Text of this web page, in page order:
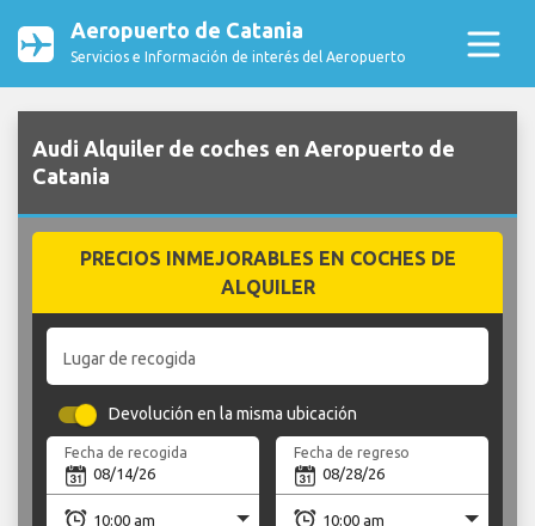
Aeropuerto de Catania
Servicios e Información de interés del Aeropuerto
Audi Alquiler de coches en Aeropuerto de
Catania
PRECIOS INMEJORABLES EN COCHES DE
ALQUILER
Lugar de recogida
Devolución en la misma ubicación
Fecha de recogida Fecha de regreso